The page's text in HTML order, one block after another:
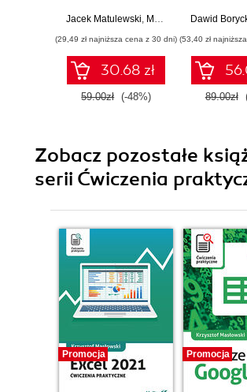
interaktywnych
internetowych w
Visual Studio
Jacek Matulewski Maciej Grabek ,Maciej
(29,49 zł najniższa cena z 30 dni)
30.68 zł
59.00zł (-48%)
Visual
Dawid
(53,40 zł
89.00zł
Zobacz pozostałe
serii Ćwiczenia
Promocja Promocja